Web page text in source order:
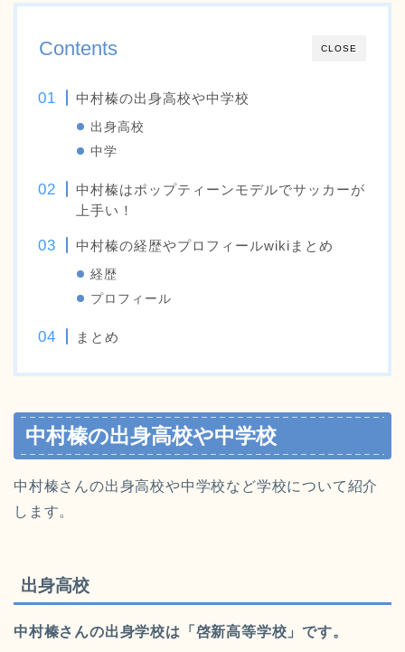
CLOSE
Contents
中村榛の出身高校や中学校
出身高校
中学
中村榛はポップティーンモデルでサッカーが
上手い！
中村榛の経歴やプロフィールwikiまとめ
経歴
プロフィール
まとめ
中村榛の出身高校や中学校
中村榛さんの出身高校や中学校など学校について紹介
します。
出身高校
中村榛さんの出身学校は「 啓新高等学校 」です。